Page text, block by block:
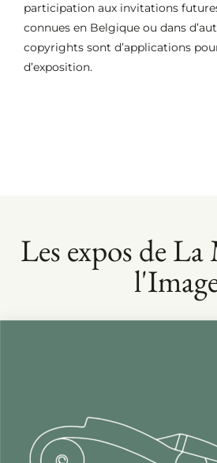
participation aux invitations
connues en Belgique ou dans
copyrights sont d’applications
d’exposition.
Les expos de